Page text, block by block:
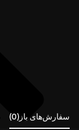
سفارش‌های باز(0)